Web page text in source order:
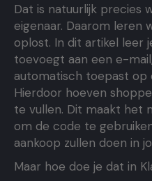
Dat is natuurlijk precies
eigenaar. Daarom leren
oplost. In dit artikel leer
toevoegt aan een e-
automatisch toepast op
Hierdoor hoeven
te vullen. Dit maakt het
om de code te
aankoop zullen doen in
Maar hoe doe je dat in